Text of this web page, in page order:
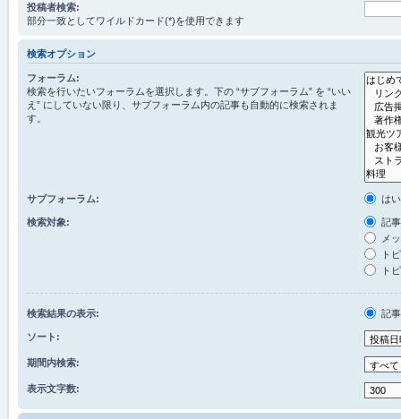
投稿者検索:
部分一致としてワイルドカード(*)を使用できます
検索オプション
フォーラム:
検索を行いたいフォーラムを選択します。下の “サブフォーラム” を “いい
え” にしていない限り、サブフォーラム内の記事も自動的に検索されま
す。
サブフォーラム: はい
検索対象:
記
メ
ト
ト
検索結果の表示: 記事
ソート:
期間内検索:
表示文字数: